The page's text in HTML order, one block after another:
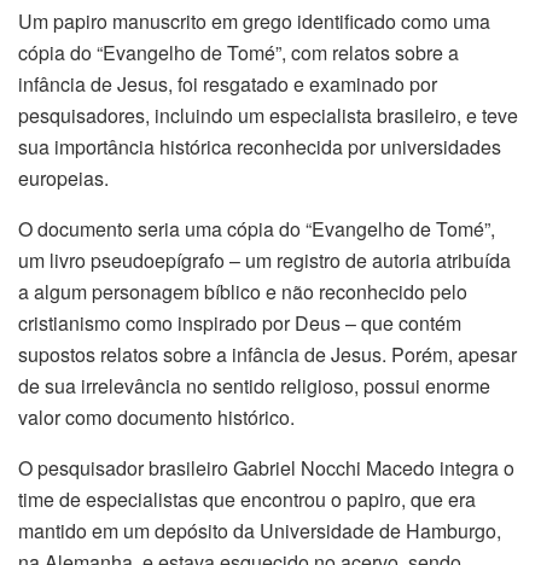
Um papiro manuscrito em grego identificado como uma
cópia do “Evangelho de Tomé”, com relatos sobre a
infância de Jesus, foi resgatado e examinado por
pesquisadores, incluindo um especialista brasileiro, e teve
sua importância histórica reconhecida por universidades
europeias.
O documento seria uma cópia do “Evangelho de Tomé”,
um livro pseudoepígrafo – um registro de autoria atribuída
a algum personagem bíblico e não reconhecido pelo
cristianismo como inspirado por Deus – que contém
supostos relatos sobre a infância de Jesus. Porém, apesar
de sua irrelevância no sentido religioso, possui enorme
valor como documento histórico.
O pesquisador brasileiro Gabriel Nocchi Macedo integra o
time de especialistas que encontrou o papiro, que era
mantido em um depósito da Universidade de Hamburgo,